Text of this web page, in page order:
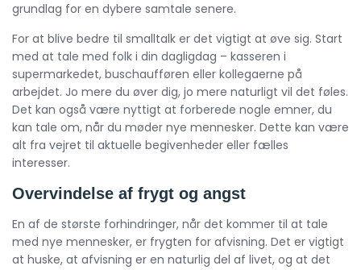
grundlag for en dybere samtale senere.
For at blive bedre til smalltalk er det vigtigt at øve sig. Start
med at tale med folk i din dagligdag – kasseren i
supermarkedet, buschaufføren eller kollegaerne på
arbejdet. Jo mere du øver dig, jo mere naturligt vil det føles.
Det kan også være nyttigt at forberede nogle emner, du
kan tale om, når du møder nye mennesker. Dette kan være
alt fra vejret til aktuelle begivenheder eller fælles
interesser.
Overvindelse af frygt og angst
En af de største forhindringer, når det kommer til at tale
med nye mennesker, er frygten for afvisning. Det er vigtigt
at huske, at afvisning er en naturlig del af livet, og at det